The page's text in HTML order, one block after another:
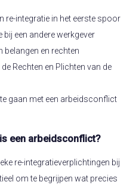
re-integratie in het eerste spoor
bij een andere werkgever
belangen en rechten
Rechten en Plichten van de
gaan met een arbeidsconflict
een arbeidsconflict?
re-integratieverplichtingen bij
om te begrijpen wat precies